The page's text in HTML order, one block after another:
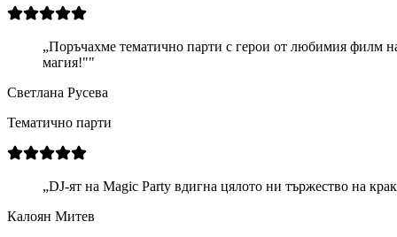
„Поръчахме тематично парти с герои от любимия филм
магия!""
Светлана Русева
Тематично парти
„DJ-ят на Magic Party вдигна цялото ни тържество на
Калоян Митев